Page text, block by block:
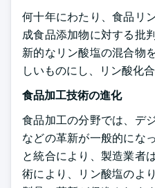
何十年にわたり、食品リ
成食品添加物に対する批
新的なリン酸塩の混合物
しいものにし、リン酸化
食品加工技術の進化
食品加工の分野では、デ
などの革新が一般的にな
と統合により、製造業者
術により、リン酸塩のよ